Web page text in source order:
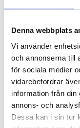
Denna webbplats
Vi använder
och annonserna till
för sociala medier
vidarebefordrar
information från din
annons- och
Dessa kan i sin tur
TV och
Bredband:
Mobilt 5G
Byggnad
Typ av byggnad:
1-plansvilla i vinkel
Byggnadsår: